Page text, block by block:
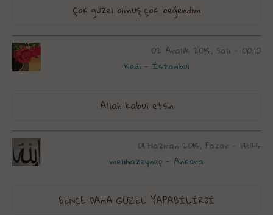
Çok güzel olmuş çok beğendim
02 Aralık 2014, Salı - 00:10
Kedi - İstanbul
Allah kabul etsin
01 Haziran 2014, Pazar - 14:44
melihazeynep - Ankara
BENCE DAHA GÜZEL YAPABİLİRDİ